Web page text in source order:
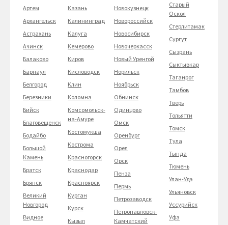
Артем
Архангельск
Астрахань
Ачинск
Балаково
Барнаул
Белгород
Березники
Бийск
Благовещенск
Бодайбо
Большой
Камень
Братск
Брянск
Великий
Новгород
Видное
Казань
Калининград
Калуга
Кемерово
Киров
Кисловодск
Клин
Коломна
Комсомольск-
на-Амуре
Костомукша
Кострома
Красногорск
Краснодар
Красноярск
Курган
Курск
Кызыл
Новокузнецк
Новороссийск
Новосибирск
Новочеркасск
Новый Уренгой
Норильск
Ноябрьск
Обнинск
Одинцово
Омск
Оренбург
Орел
Орск
Пенза
Пермь
Петрозаводск
Петропавловск-
Камчатский
Старый
Оскол
Стерлитамак
Сургут
Сызрань
Сыктывкар
Таганрог
Тамбов
Тверь
Тольятти
Томск
Тула
Тында
Тюмень
Улан-Удэ
Ульяновск
Уссурийск
Уфа